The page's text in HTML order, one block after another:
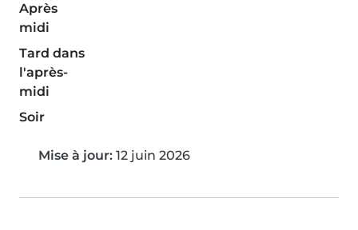
Après
midi
Tard dans
l'après-
midi
Soir
Mise à jour: 12 juin 2026